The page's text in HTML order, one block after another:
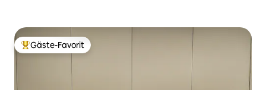
Beliebter Gäste-Favorit.
Gäste-Favorit